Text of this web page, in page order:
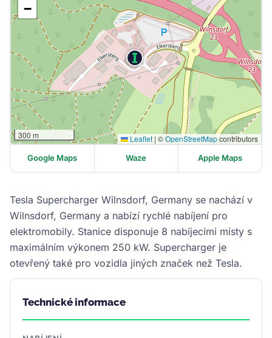
Tesla Supercharger Wilnsdorf, Germany se nachází v
Wilnsdorf, Germany a nabízí rychlé nabíjení pro
elektromobily. Stanice disponuje 8 nabíjecími místy s
maximálním výkonem 250 kW. Supercharger je
otevřený také pro vozidla jiných značek než Tesla.
Technické informace
−
300 m Leaflet | ©OpenStreetMapcontributors
Google Maps Waze Apple Maps